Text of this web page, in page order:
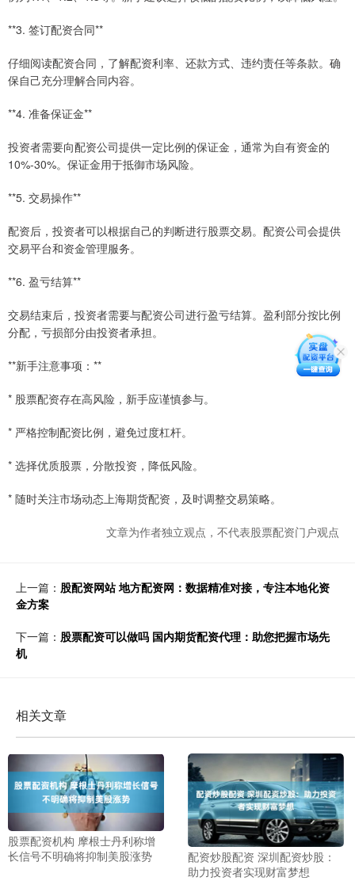
**3. 签订配资合同**
仔细阅读配资合同，了解配资利率、还款方式、违约责任等条款。确
保自己充分理解合同内容。
**4. 准备保证金**
投资者需要向配资公司提供一定比例的保证金，通常为自有资金的
10%-30%。保证金用于抵御市场风险。
**5. 交易操作**
配资后，投资者可以根据自己的判断进行股票交易。配资公司会提供
交易平台和资金管理服务。
**6. 盈亏结算**
交易结束后，投资者需要与配资公司进行盈亏结算。盈利部分按比例
分配，亏损部分由投资者承担。
**新手注意事项：**
* 股票配资存在高风险，新手应谨慎参与。
* 严格控制配资比例，避免过度杠杆。
* 选择优质股票，分散投资，降低风险。
* 随时关注市场动态上海期货配资，及时调整交易策略。
文章为作者独立观点，不代表股票配资门户观点
上一篇： 股配资网站 地方配资网：数据精准对接，专注本地化资
金方案
下一篇： 股票配资可以做吗 国内期货配资代理：助您把握市场先
机
相关文章
股票配资机构 摩根士丹利称增
长信号不明确将抑制美股涨势
配资炒股配资 深圳配资炒股：
助力投资者实现财富梦想